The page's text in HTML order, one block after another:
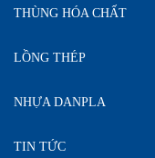
THÙNG HÓA CHẤT
LỒNG THÉP
NHỰA DANPLA
TIN TỨC